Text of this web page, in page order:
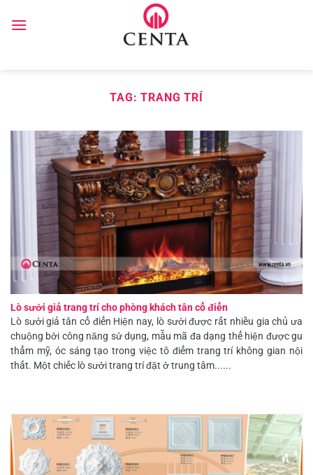
TAG:TRANG TRÍ
Lò sưởi giả trang trí cho phòng khách tân cổ điển
Lò sưởi giả tân cổ điển Hiện nay, lò sưởi được rất nhiều gia chủ ưa
chuộng bởi công năng sử dụng, mẫu mã đa dạng thể hiện được gu
thẩm mỹ, óc sáng tạo trong việc tô điểm trang trí không gian nội
thất. Một chiếc lò sưởi trang trí đặt ở trung tâm......